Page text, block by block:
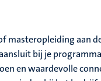
masteropleiding aan
bij je
en waardevolle